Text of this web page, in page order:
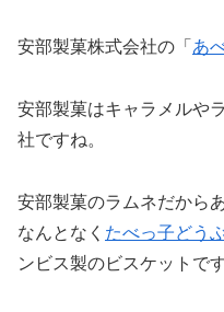
安部製菓株式会社の「 あ
安部製菓はキャラメルや
社ですね。
安部製菓のラムネだから
なんとなく たべっ子どう
ンビス製のビスケットです